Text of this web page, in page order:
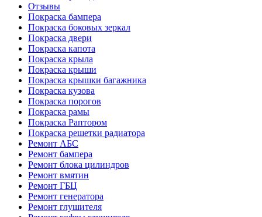
Отзывы
Покраска бампера
Покраска боковых зеркал
Покраска двери
Покраска капота
Покраска крыла
Покраска крыши
Покраска крышки багажника
Покраска кузова
Покраска порогов
Покраска рамы
Покраска Раптором
Покраска решетки радиатора
Ремонт АБС
Ремонт бампера
Ремонт блока цилиндров
Ремонт вмятин
Ремонт ГБЦ
Ремонт генератора
Ремонт глушителя